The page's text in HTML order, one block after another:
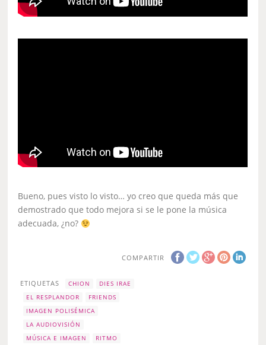
Bueno, pues visto lo visto… yo creo que queda más que
demostrado que todo mejora si se le pone la música
adecuada, ¿no?
COMPARTIR
ETIQUETAS CHION
DIES IRAE
EL RESPLANDOR
FRIENDS
IMAGEN POLISÉMICA
LA AUDIOVISIÓN
MÚSICA E IMAGEN
RITMO